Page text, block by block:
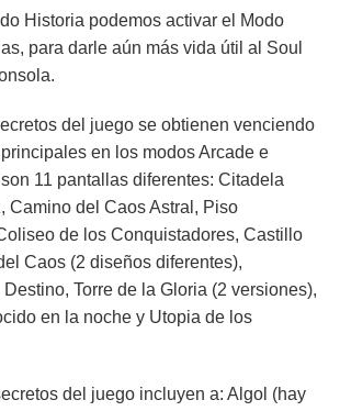
Historia podemos activar el Modo
para darle aún más vida útil al Soul
del juego se obtienen venciendo
en los modos Arcade e
11 pantallas diferentes: Citadela
Camino del Caos Astral, Piso
de los Conquistadores, Castillo
Caos (2 diseños diferentes),
Torre de la Gloria (2 versiones),
en la noche y Utopia de los
del juego incluyen a: Algol (hay